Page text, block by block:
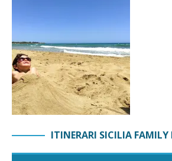
ITINERARI SICILIA FAMILY